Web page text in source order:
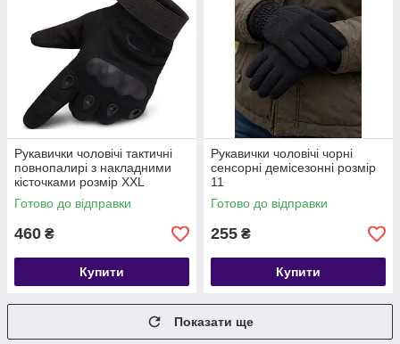
Рукавички чоловічі тактичні
повнопалирі з накладними
кісточками розмір XXL
Готово до відправки
460 ₴
Купити
Рукавички чоловічі чорні
сенсорні демісезонні розмір
11
Готово до відправки
255 ₴
Купити
Показати ще